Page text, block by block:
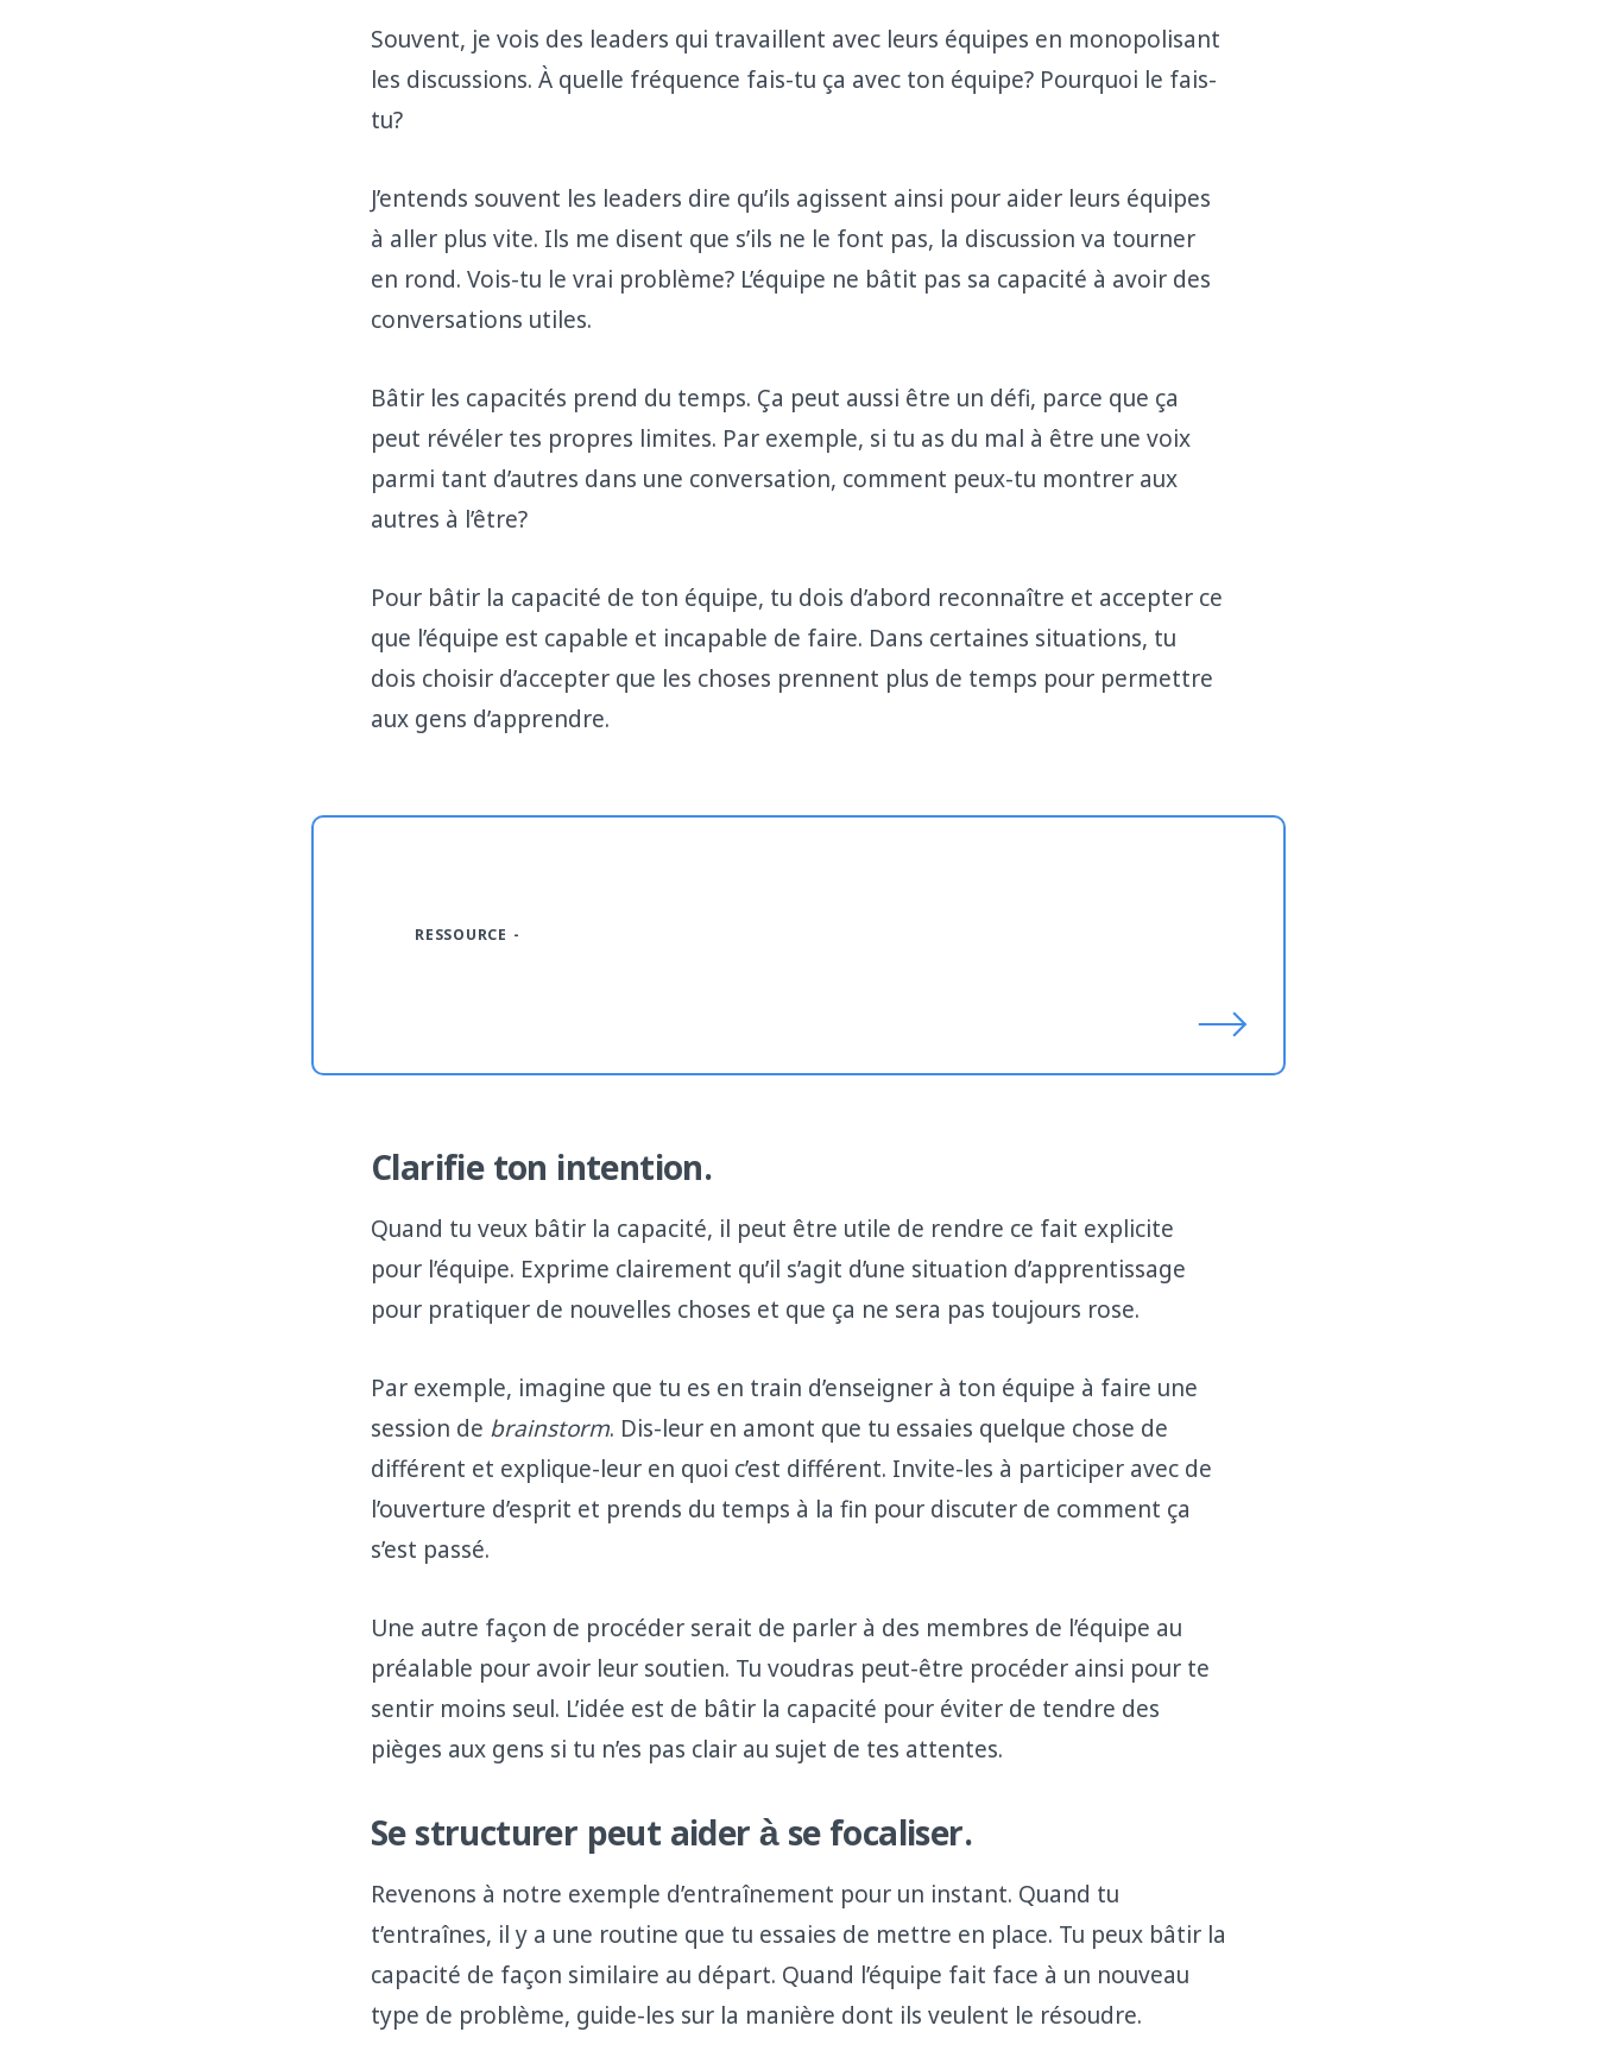
Souvent, je vois des leaders qui travaillent avec leurs équipes en monopolisant
les discussions. À quelle fréquence fais-tu ça avec ton équipe? Pourquoi le fais-
tu?
J’entends souvent les leaders dire qu’ils agissent ainsi pour aider leurs équipes
à aller plus vite. Ils me disent que s’ils ne le font pas, la discussion va tourner
en rond. Vois-tu le vrai problème? L’équipe ne bâtit pas sa capacité à avoir des
conversations utiles.
Bâtir les capacités prend du temps. Ça peut aussi être un défi, parce que ça
peut révéler tes propres limites. Par exemple, si tu as du mal à être une voix
parmi tant d’autres dans une conversation, comment peux-tu montrer aux
autres à l’être?
Pour bâtir la capacité de ton équipe, tu dois d’abord reconnaître et accepter ce
que l’équipe est capable et incapable de faire. Dans certaines situations, tu
dois choisir d’accepter que les choses prennent plus de temps pour permettre
aux gens d’apprendre.
RESSOURCE -
Clarifie ton intention.
Quand tu veux bâtir la capacité, il peut être utile de rendre ce fait explicite
pour l’équipe. Exprime clairement qu’il s’agit d’une situation d’apprentissage
pour pratiquer de nouvelles choses et que ça ne sera pas toujours rose.
Par exemple, imagine que tu es en train d’enseigner à ton équipe à faire une
session de brainstorm. Dis-leur en amont que tu essaies quelque chose de
différent et explique-leur en quoi c’est différent. Invite-les à participer avec de
l’ouverture d’esprit et prends du temps à la fin pour discuter de comment ça
s’est passé.
Une autre façon de procéder serait de parler à des membres de l’équipe au
préalable pour avoir leur soutien. Tu voudras peut-être procéder ainsi pour te
sentir moins seul. L’idée est de bâtir la capacité pour éviter de tendre des
pièges aux gens si tu n’es pas clair au sujet de tes attentes.
Se structurer peut aider à se focaliser.
Revenons à notre exemple d’entraînement pour un instant. Quand tu
t’entraînes, il y a une routine que tu essaies de mettre en place. Tu peux bâtir la
capacité de façon similaire au départ. Quand l’équipe fait face à un nouveau
type de problème, guide-les sur la manière dont ils veulent le résoudre.